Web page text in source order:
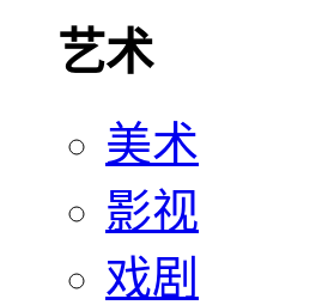
艺术
美术
影视
戏剧